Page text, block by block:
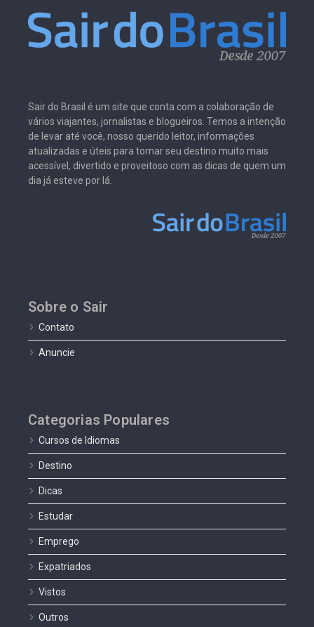
Sair do Brasil é um site que conta com a colaboração de
vários viajantes, jornalistas e blogueiros. Temos a intenção
de levar até você, nosso querido leitor, informações
atualizadas e úteis para tornar seu destino muito mais
acessível, divertido e proveitoso com as dicas de quem um
dia já esteve por lá.
Sobre o Sair
Contato
Anuncie
Categorias Populares
Cursos de Idiomas
Destino
Dicas
Estudar
Emprego
Expatriados
Vistos
Outros